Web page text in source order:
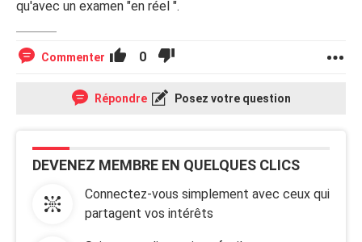
qu'avec un examen "en réel ".
Commenter 0
Répondre Posez votre question
DEVENEZ MEMBRE EN QUELQUES CLICS
Connectez-vous simplement avec ceux qui
partagent vos intérêts